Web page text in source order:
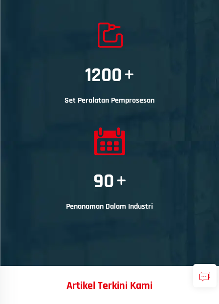
1200+
Set Peralatan Pemprosesan
90+
Penanaman Dalam Industri
Artikel Terkini Kami